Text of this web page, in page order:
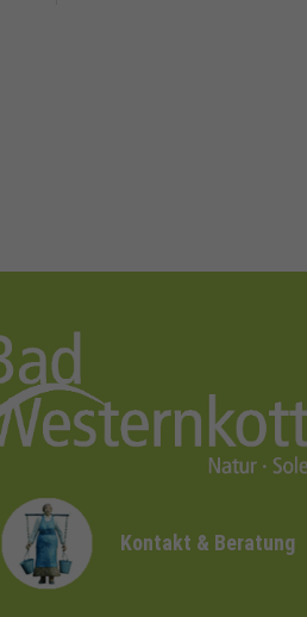
Kontakt & Beratung